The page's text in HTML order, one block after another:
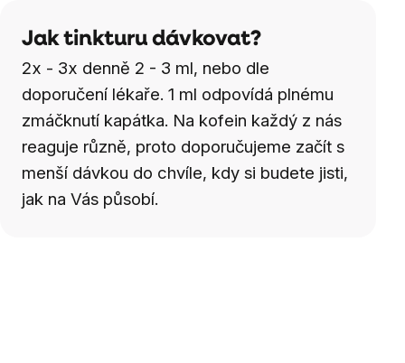
Jak tinkturu dávkovat?
2x - 3x denně 2 - 3 ml, nebo dle
doporučení lékaře. 1 ml odpovídá plnému
zmáčknutí kapátka. Na kofein každý z nás
reaguje různě, proto doporučujeme začít s
menší dávkou do chvíle, kdy si budete jisti,
jak na Vás působí.